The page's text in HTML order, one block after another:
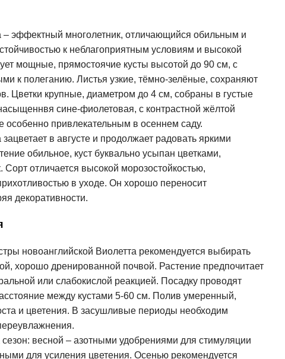
– эффектный многолетник, отличающийся обильным и
к неблагоприятным условиям и высокой
мощные, прямостоячие кусты высотой до 90 см, с
к полеганию. Листья узкие, тёмно-зелёные, сохраняют
Цветки крупные, диаметром до 4 см, собраны в густые
сине-фиолетовая, с контрастной жёлтой
особенно привлекательным в осеннем саду.
в августе и продолжает радовать яркими
обильное, куст буквально усыпан цветками,
отличается высокой морозостойкостью,
в уходе. Он хорошо переносит
декоративности.
новоанглийской Виолетта рекомендуется выбирать
хорошо дренированной почвой. Растение предпочитает
или слабокислой реакцией. Посадку проводят
между кустами 5-60 см. Полив умеренный,
и цветения. В засушливые периоды необходим
весной – азотными удобрениями для стимуляции
для усиления цветения. Осенью рекомендуется